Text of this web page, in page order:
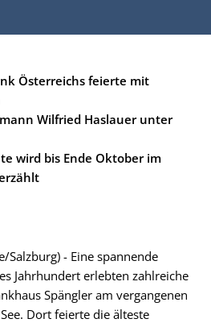
Österreichs feierte mit
Wilfried Haslauer unter
wird bis Ende Oktober im
Salzburg) - Eine spannende
Jahrhundert erlebten zahlreiche
Spängler am vergangenen
Dort feierte die älteste